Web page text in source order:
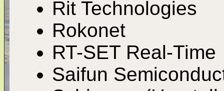
Rit Technologies
Rokonet
RT-SET Real-Time
Saifun